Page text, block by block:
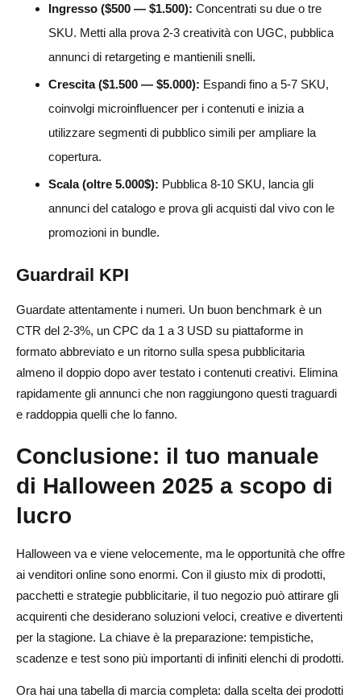
Ingresso ($500 — $1.500): Concentrati su due o tre
SKU. Metti alla prova 2-3 creatività con UGC, pubblica
annunci di retargeting e mantienili snelli.
Crescita ($1.500 — $5.000): Espandi fino a 5-7 SKU,
coinvolgi microinfluencer per i contenuti e inizia a
utilizzare segmenti di pubblico simili per ampliare la
copertura.
Scala (oltre 5.000$): Pubblica 8-10 SKU, lancia gli
annunci del catalogo e prova gli acquisti dal vivo con le
promozioni in bundle.
Guardrail KPI
Guardate attentamente i numeri. Un buon benchmark è un
CTR del 2-3%, un CPC da 1 a 3 USD su piattaforme in
formato abbreviato e un ritorno sulla spesa pubblicitaria
almeno il doppio dopo aver testato i contenuti creativi. Elimina
rapidamente gli annunci che non raggiungono questi traguardi
e raddoppia quelli che lo fanno.
Conclusione: il tuo manuale
di Halloween 2025 a scopo di
lucro
Halloween va e viene velocemente, ma le opportunità che offre
ai venditori online sono enormi. Con il giusto mix di prodotti,
pacchetti e strategie pubblicitarie, il tuo negozio può attirare gli
acquirenti che desiderano soluzioni veloci, creative e divertenti
per la stagione. La chiave è la preparazione: tempistiche,
scadenze e test sono più importanti di infiniti elenchi di prodotti.
Ora hai una tabella di marcia completa: dalla scelta dei prodotti